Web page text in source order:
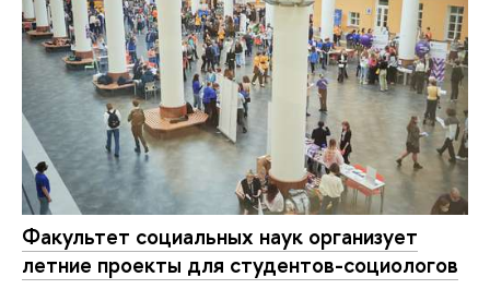
Факультет социальных наук организует
летние проекты для студентов-социологов